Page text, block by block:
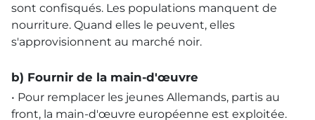
sont confisqués. Les populations manquent de
nourriture. Quand elles le peuvent, elles
s'approvisionnent au marché noir.
b) Fournir de la main-d'œuvre
• Pour remplacer les jeunes Allemands, partis au
front, la main-d'œuvre européenne est exploitée.